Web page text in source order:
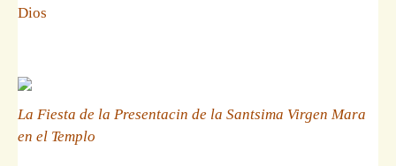
Dios
La Fiesta de la Presentacin de la Santsima Virgen Mara
en el Templo